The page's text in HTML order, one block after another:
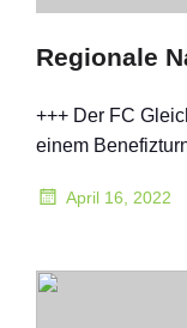
Regionale
+++ Der FC
einem
April 16, 2022